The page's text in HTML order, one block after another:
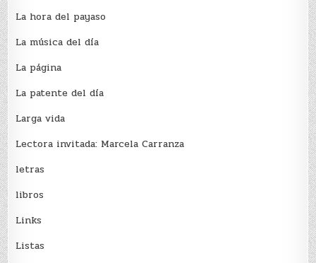
La hora del payaso
La música del día
La página
La patente del día
Larga vida
Lectora invitada: Marcela Carranza
letras
libros
Links
Listas